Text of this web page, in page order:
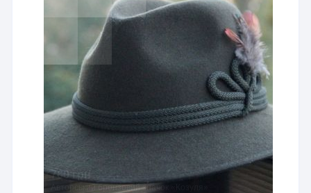
760 грн
Авторський бронзовий значок «Козуля»